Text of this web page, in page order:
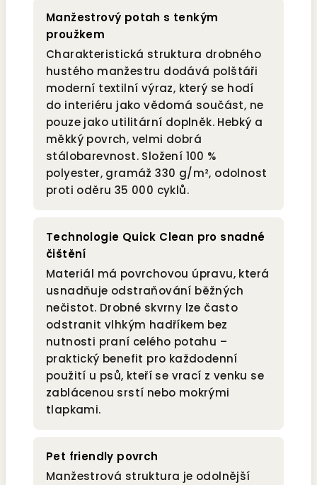
Manžestrový potah s tenkým
proužkem
Charakteristická struktura drobného
hustého manžestru dodává polštáři
moderní textilní výraz, který se hodí
do interiéru jako vědomá součást, ne
pouze jako utilitární doplněk. Hebký a
měkký povrch, velmi dobrá
stálobarevnost. Složení 100 %
polyester, gramáž 330 g/m², odolnost
proti oděru 35 000 cyklů.
Technologie Quick Clean pro snadné
čištění
Materiál má povrchovou úpravu, která
usnadňuje odstraňování běžných
nečistot. Drobné skvrny lze často
odstranit vlhkým hadříkem bez
nutnosti praní celého potahu –
praktický benefit pro každodenní
použití u psů, kteří se vrací z venku se
zablácenou srstí nebo mokrými
tlapkami.
Pet friendly povrch
Manžestrová struktura je odolnější